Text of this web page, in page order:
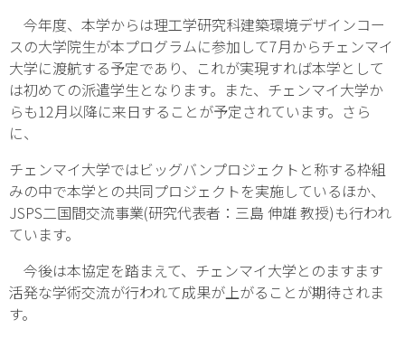
今年度、本学からは理工学研究科建築環境デザインコー
スの大学院生が本プログラムに参加して7月からチェンマイ
大学に渡航する予定であり、これが実現すれば本学として
は初めての派遣学生となります。また、チェンマイ大学か
らも12月以降に来日することが予定されています。さら
に、
チェンマイ大学ではビッグバンプロジェクトと称する枠組
みの中で本学との共同プロジェクトを実施しているほか、
JSPS二国間交流事業(研究代表者：三島 伸雄 教授)も行われ
ています。
今後は本協定を踏まえて、チェンマイ大学とのますます
活発な学術交流が行われて成果が上がることが期待されま
す。